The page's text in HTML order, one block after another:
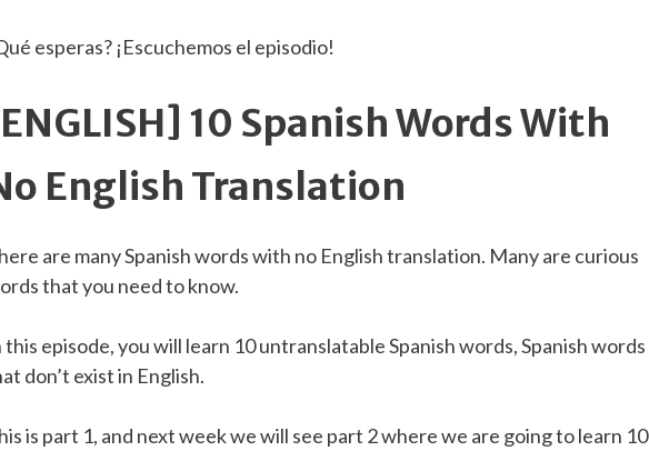
esperas? ¡Escuchemos el episodio!
10 Spanish Words With
English Translation
are many Spanish words with no English translation. Many are curious
that you need to know.
this episode, you will learn 10 untranslatable Spanish words, Spanish words
don’t exist in English.
is part 1, and next week we will see part 2 where we are going to learn 10